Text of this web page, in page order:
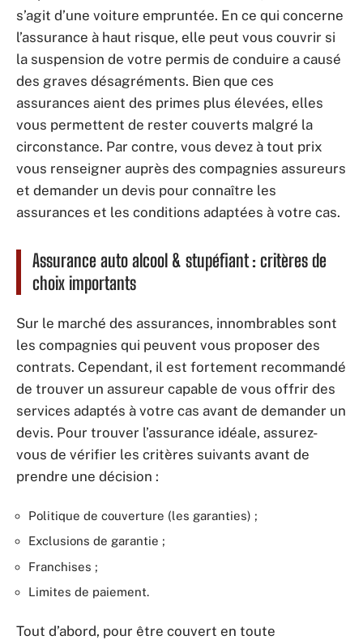
s’agit d’une voiture empruntée. En ce qui concerne
l’assurance à haut risque, elle peut vous couvrir si
la suspension de votre permis de conduire a causé
des graves désagréments. Bien que ces
assurances aient des primes plus élevées, elles
vous permettent de rester couverts malgré la
circonstance. Par contre, vous devez à tout prix
vous renseigner auprès des compagnies assureurs
et demander un devis pour connaître les
assurances et les conditions adaptées à votre cas.
Assurance auto alcool & stupéfiant : critères de
choix importants
Sur le marché des assurances, innombrables sont
les compagnies qui peuvent vous proposer des
contrats. Cependant, il est fortement recommandé
de trouver un assureur capable de vous offrir des
services adaptés à votre cas avant de demander un
devis. Pour trouver l’assurance idéale, assurez-
vous de vérifier les critères suivants avant de
prendre une décision :
Politique de couverture (les garanties) ;
Exclusions de garantie ;
Franchises ;
Limites de paiement.
Tout d’abord, pour être couvert en toute